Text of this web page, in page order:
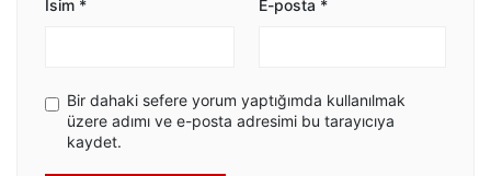
İsim * E-posta *
Bir dahaki sefere yorum yaptığımda kullanılmak
üzere adımı ve e-posta adresimi bu tarayıcıya
kaydet.